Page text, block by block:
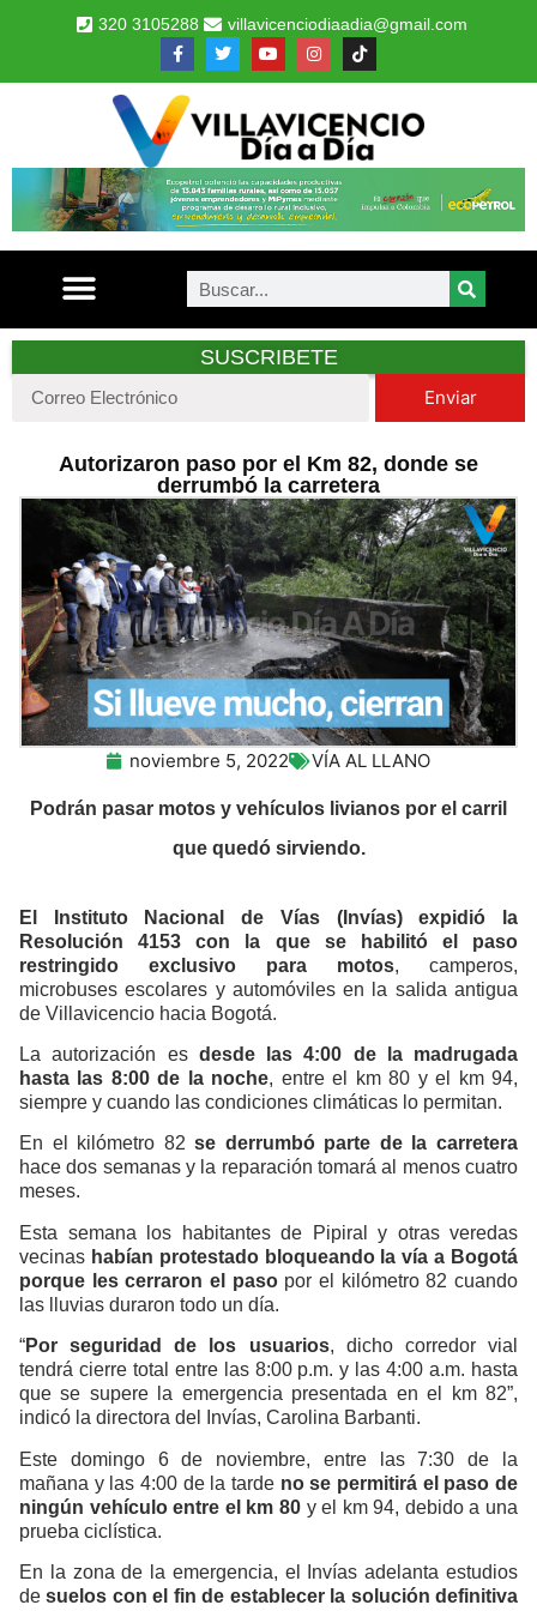
320 3105288 villavicenciodiaadia@gmail.com
SUSCRIBETE
Enviar
Autorizaron paso por el Km 82, donde se
derrumbó la carretera
noviembre 5, 2022 VÍA AL LLANO
Podrán pasar motos y vehículos livianos por el carril
que quedó sirviendo.
El Instituto Nacional de Vías (Invías) expidió la
Resolución 4153 con la que se habilitó el paso
restringido exclusivo para motos, camperos,
microbuses escolares y automóviles en la salida antigua
de Villavicencio hacia Bogotá.
La autorización es desde las 4:00 de la madrugada
hasta las 8:00 de la noche, entre el km 80 y el km 94,
siempre y cuando las condiciones climáticas lo permitan.
En el kilómetro 82se derrumbó parte de la carretera
hace dos semanas y la reparación tomará al menos cuatro
meses.
Esta semana los habitantes de Pipiral y otras veredas
vecinas habían protestado bloqueando la vía a Bogotá
porque les cerraron el pasopor el kilómetro 82 cuando
las lluvias duraron todo un día.
“Por seguridad de los usuarios, dicho corredor vial
tendrá cierre total entre las 8:00 p.m. y las 4:00 a.m. hasta
que se supere la emergencia presentada en el km 82”,
indicó la directora del Invías, Carolina Barbanti.
Este domingo 6 de noviembre, entre las 7:30 de la
mañana y las 4:00 de la tarde no se permitirá el paso de
ningún vehículo entre el km 80y el km 94, debido a una
prueba ciclística.
En la zona de la emergencia, el Invías adelanta estudios
desuelos con el fin de establecer la solución definitiva